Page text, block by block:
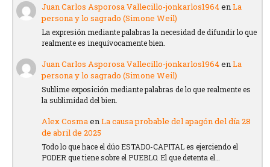
Juan Carlos Asporosa Vallecillo-jonkarlos1964enLa
persona y lo sagrado (Simone Weil)
La expresión mediante palabras la necesidad de difundir lo que
realmente es inequívocamente bien.
Juan Carlos Asporosa Vallecillo-jonkarlos1964enLa
persona y lo sagrado (Simone Weil)
Sublime exposición mediante palabras de lo que realmente es
la sublimidad del bien.
Alex CosmaenLa causa probable del apagón del día 28
de abril de 2025
Todo lo que hace el dúo ESTADO-CAPITAL es ejerciendo el
PODER que tiene sobre el PUEBLO. El que detenta el…